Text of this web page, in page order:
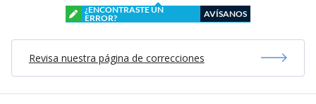
¿ENCONTRASTE UN
ERROR?
AVÍSANOS
Revisa nuestra página de correcciones